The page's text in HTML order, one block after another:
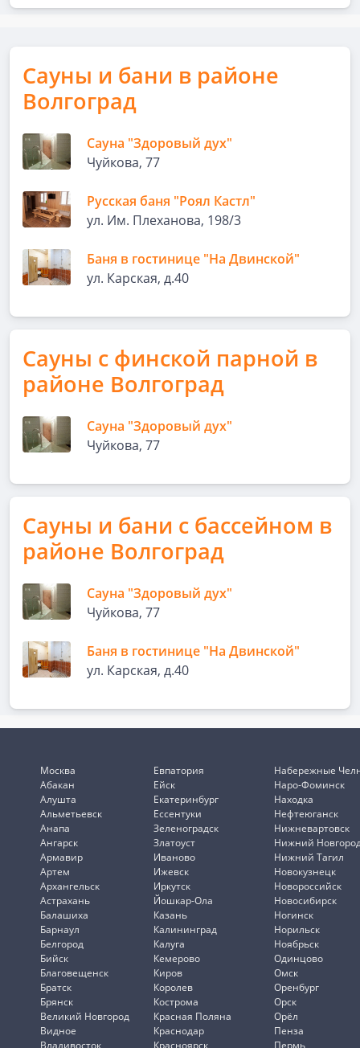
Сауны и бани в районе
Волгоград
Сауна "Здоровый дух"
Чуйкова, 77
Русская баня "Роял Кастл"
ул. Им. Плеханова, 198/3
Баня в гостинице "На Двинской"
ул. Карская, д.40
Сауны с финской парной в
районе Волгоград
Сауна "Здоровый дух"
Чуйкова, 77
Сауны и бани с бассейном в
районе Волгоград
Сауна "Здоровый дух"
Чуйкова, 77
Баня в гостинице "На Двинской"
ул. Карская, д.40
Москва
Абакан
Алушта
Альметьевск
Анапа
Ангарск
Армавир
Артем
Архангельск
Астрахань
Балашиха
Барнаул
Белгород
Бийск
Благовещенск
Братск
Брянск
Великий Новгород
Видное
Владивосток
Евпатория
Ейск
Екатеринбург
Ессентуки
Зеленоградск
Златоуст
Иваново
Ижевск
Иркутск
Йошкар-Ола
Казань
Калининград
Калуга
Кемерово
Киров
Королев
Кострома
Красная Поляна
Краснодар
Красноярск
Набережные
Наро-Фоминск
Находка
Нефтеюганск
Нижневартовск
Нижний
Нижний Тагил
Новокузнецк
Новороссийск
Новосибирск
Ногинск
Норильск
Ноябрьск
Одинцово
Омск
Оренбург
Орск
Орёл
Пенза
Пермь